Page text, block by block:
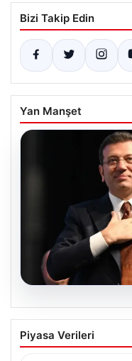
Bizi Takip Edin
Yan Manşet
06.08.2026
İBB
kararı çıkmadı!
Piyasa Verileri